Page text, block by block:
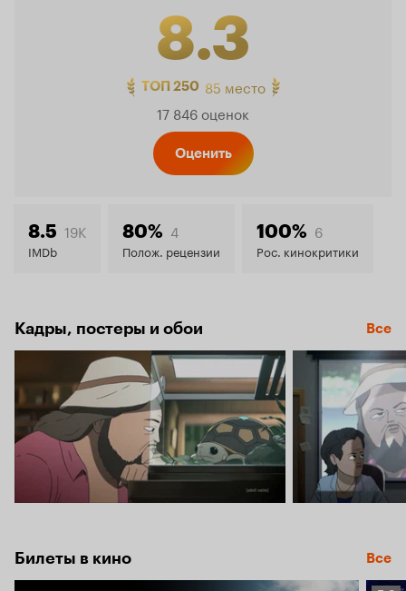
8.3
Рейтинг
8.3
ТОП 250 85 место
17 846 оценок
Оценить
8.5 19K
IMDb
80% 4
Полож. рецензии
100% 6
Рос. кинокритики
Кадры, постеры и обои Все
Билеты в кино Все